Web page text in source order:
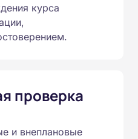
курса
проверка
и внеплановые